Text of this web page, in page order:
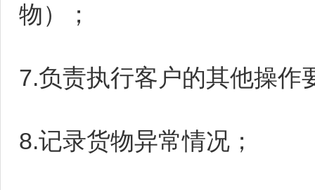
物）；
7.负责执行客户的其他操作
8.记录货物异常情况；